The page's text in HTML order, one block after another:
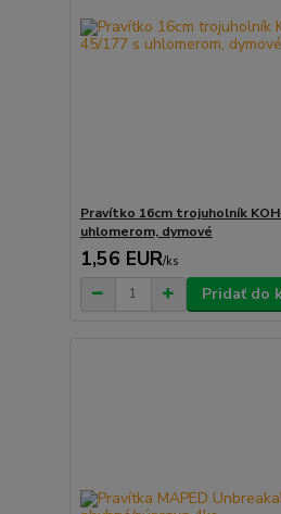
Pravítko 16cm trojuholník
uhlomerom, dymové
1,56 EUR/ks
Pridať do